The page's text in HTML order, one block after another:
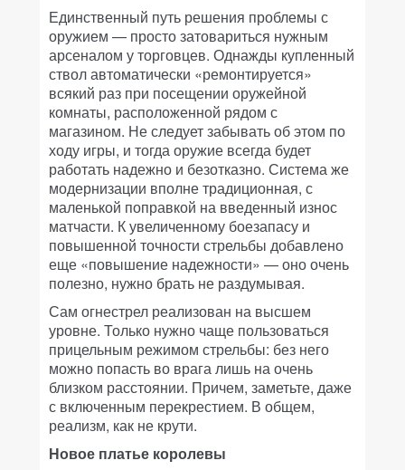
Единственный путь решения проблемы с
оружием — просто затовариться нужным
арсеналом у торговцев. Однажды купленный
ствол автоматически «ремонтируется»
всякий раз при посещении оружейной
комнаты, расположенной рядом с
магазином. Не следует забывать об этом по
ходу игры, и тогда оружие всегда будет
работать надежно и безотказно. Система же
модернизации вполне традиционная, с
маленькой поправкой на введенный износ
матчасти. К увеличенному боезапасу и
повышенной точности стрельбы добавлено
еще «повышение надежности» — оно очень
полезно, нужно брать не раздумывая.
Сам огнестрел реализован на высшем
уровне. Только нужно чаще пользоваться
прицельным режимом стрельбы: без него
можно попасть во врага лишь на очень
близком расстоянии. Причем, заметьте, даже
с включенным перекрестием. В общем,
реализм, как не крути.
Новое платье королевы